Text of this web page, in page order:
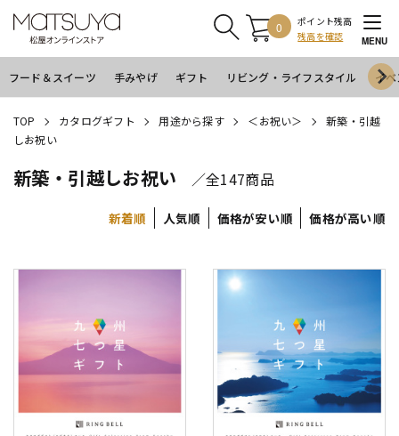
0
ポイント残高
残高を確認
MENU
フード＆スイーツ 手みやげ ギフト リビング・ライフスタイル イ
TOP カタログギフト 用途から探す ＜お祝い＞
新築・引越
しお祝い
新築・引越しお祝い ／全147商品
新着順 人気順 価格が安い順 価格が高い順